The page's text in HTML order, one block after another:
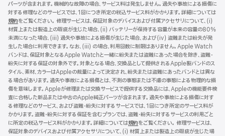
開
き
ま
す）
パーツが含まれます。機械的な故障の場合、サービス料は発生しません。過失や事故による損傷に
対する修理などのサービスでは、1回につき所定の税込サービス料がかかります。詳細については
規約（新
規
ウ
イ
ン
ド
ウ
で
開
き
ま
す）
をご覧ください。 修理サービスは、保証対象のデバイスおよび付属アクセサリについて、(i)
材質上または製造上の瑕疵が生じた場合、(ii) バッテリーが保持する容量が本来の容量の80%
未満になった場合、(iii) 過失や事故による損傷が生じた場合、および(iv) 盗難または紛失が発
生した場合に利用できます。なお、(iii) の場合、利用回数に制限はありません。Apple Watch
バンドは、保証対象となるApple Watchと一緒に紛失または盗難にあった場合を除き、盗難・
紛失に対する保証の対象外です。対象となる場合、交換品として提供されるApple製バンドのス
タイル、素材、カラーはAppleの裁量によって決定され、紛失または盗難にあったバンドとは異な
る場合があります。過失や事故による損傷とは、不測の事態または不慮の事態による物理的な損
傷を意味します。Appleが修理または交換サービスで提供する交換品には、Appleの機能要件検
査に合格した新品または中古のApple純正パーツが含まれます。過失や事故による損傷に対す
る修理などのサービス、および盗難・紛失に対するサービスでは、1回につき所定のサービス料が
かかります。盗難・紛失に対する保証を含むプランでは、盗難・紛失に対するサービスの利用ごと
に所定の税込サービス料がかかります。詳細については規約（新
規
をご覧ください。 修理サービスは、
保証対象のデバイスおよび付属アクセサリについて、(i) 材質上または製造上の瑕疵が生じた場